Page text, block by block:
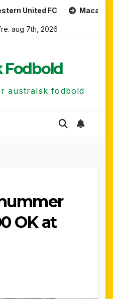
FC Macarthur FC
aug 7th, 2026
Fodbold
australsk fodbold
OK at